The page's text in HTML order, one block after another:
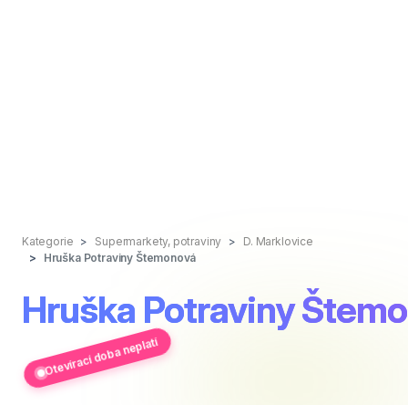
Kategorie Supermarkety, potraviny
D. Marklovice
Hruška Potraviny Štemonová
Hruška Potraviny
Otevírací doba neplatí